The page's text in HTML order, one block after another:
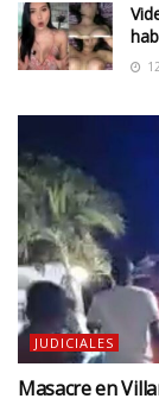
JUDICIALES
Masacre en